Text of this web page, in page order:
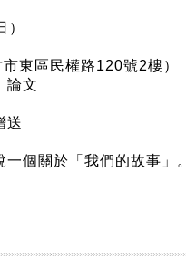
東區民權路120號2樓）
論文
送
個關於「我們的故事」。